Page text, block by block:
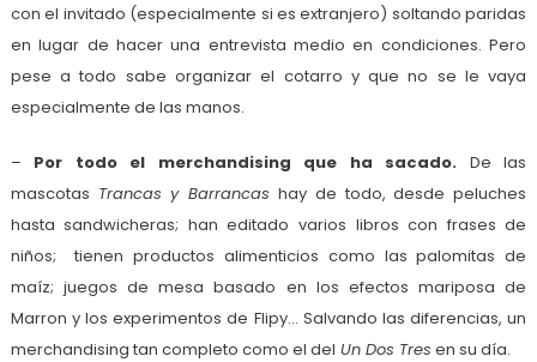
con el invitado (especialmente si es extranjero) soltando paridas
en lugar de hacer una entrevista medio en condiciones. Pero
pese a todo sabe organizar el cotarro y que no se le vaya
especialmente de las manos.
– Por todo el merchandising que ha sacado. De las
mascotas Trancas y Barrancas hay de todo, desde peluches
hasta sandwicheras; han editado varios libros con frases de
niños; tienen productos alimenticios como las palomitas de
maíz; juegos de mesa basado en los efectos mariposa de
Marron y los experimentos de Flipy… Salvando las diferencias, un
merchandising tan completo como el del Un Dos Tres en su día.